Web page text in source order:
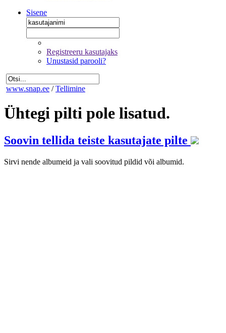
Sisene
Registreeru kasutajaks
Unustasid parooli?
www.snap.ee / Tellimine
Ühtegi pilti pole lisatud.
Soovin tellida teiste kasutajate pilte
Sirvi nende albumeid ja vali soovitud pildid või albumid.